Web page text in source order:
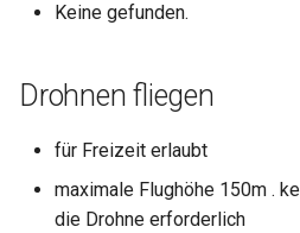
Keine gefunden.
Drohnen fliegen
für Freizeit erlaubt
maximale Flughöhe 150m .
die Drohne erforderlich